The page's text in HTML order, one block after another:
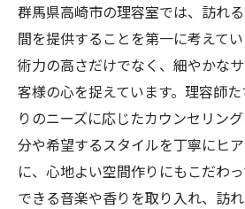
高崎市の理容室が提案す
準
高崎市の理容室でのスタ
高崎市理容室が創り出す
高崎市の理容室で新たな自分
高崎市理容室で迎える新
高崎市の理容室が提供す
群馬県高崎市の理容室では、訪れ
間を提供することを第一に考えて
術力の高さだけでなく、細やかな
客様の心を捉えています。理容師
りのニーズに応じたカウンセリン
分や希望するスタイルを丁寧にヒ
に、心地よい空間作りにもこだわ
できる音楽や香りを取り入れ、訪